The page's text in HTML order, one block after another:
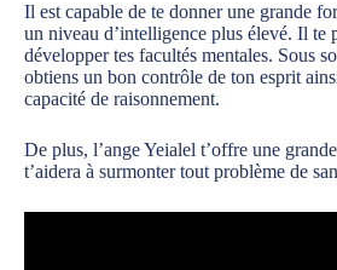
Il est capable de te donner une grande
un niveau d’intelligence plus élevé. Il te
développer tes facultés mentales. Sous
obtiens un bon contrôle de ton esprit
capacité de raisonnement.
De plus, l’ange Yeialel t’offre une
t’aidera à surmonter tout problème de